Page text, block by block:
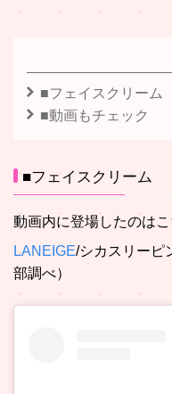
■フェイスクリーム
■動画もチェック
■フェイスクリーム
動画内に登場したのはこ
LANEIGE/シカスリーピ
部調べ）